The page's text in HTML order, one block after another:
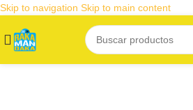
Skip to navigation Skip to main content